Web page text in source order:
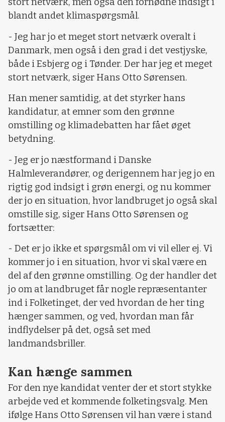
blandt andet klimaspørgsmål.
- Jeg har jo et meget stort netværk overalt i
Danmark, men også i den grad i det vestjyske,
både i Esbjerg og i Tønder. Der har jeg et meget
stort netværk, siger Hans Otto Sørensen.
Han mener samtidig, at det styrker hans
kandidatur, at emner som den grønne
omstilling og klimadebatten har fået øget
betydning.
- Jeg er jo næstformand i Danske
Halmleverandører, og derigennem har jeg jo en
rigtig god indsigt i grøn energi, og nu kommer
der jo en situation, hvor landbruget jo også skal
omstille sig, siger Hans Otto Sørensen og
fortsætter:
- Det er jo ikke et spørgsmål om vi vil eller ej. Vi
kommer jo i en situation, hvor vi skal være en
del af den grønne omstilling. Og der handler det
jo om at landbruget får nogle repræsentanter
ind i Folketinget, der ved hvordan de her ting
hænger sammen, og ved, hvordan man får
indflydelser på det, også set med
landmandsbriller.
Kan hænge sammen
For den nye kandidat venter der et stort stykke
arbejde ved et kommende folketingsvalg. Men
ifølge Hans Otto Sørensen vil han være i stand